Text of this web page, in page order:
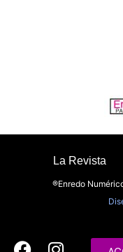
La Revista
®Enredo